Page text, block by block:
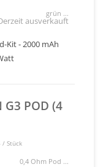
grün ...
ausverkauft
Kit - 2000 mAh
G3 POD (4
/ Stück
0,4 Ohm Pod ...